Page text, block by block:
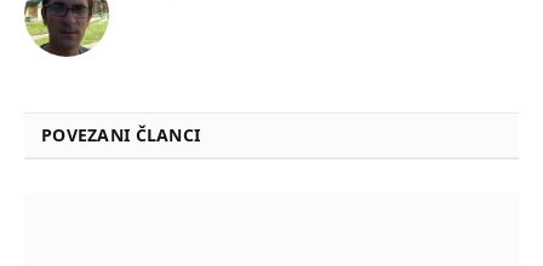
POVEZANI ČLANCI